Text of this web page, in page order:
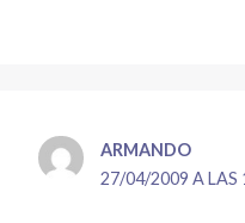
ARMANDO
27/04/2009 A LAS